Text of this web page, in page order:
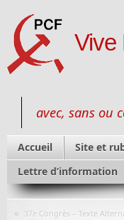
Vive
avec, sans ou
Accueil Site et
Lettre d’information
« 37e Congrès – Texte